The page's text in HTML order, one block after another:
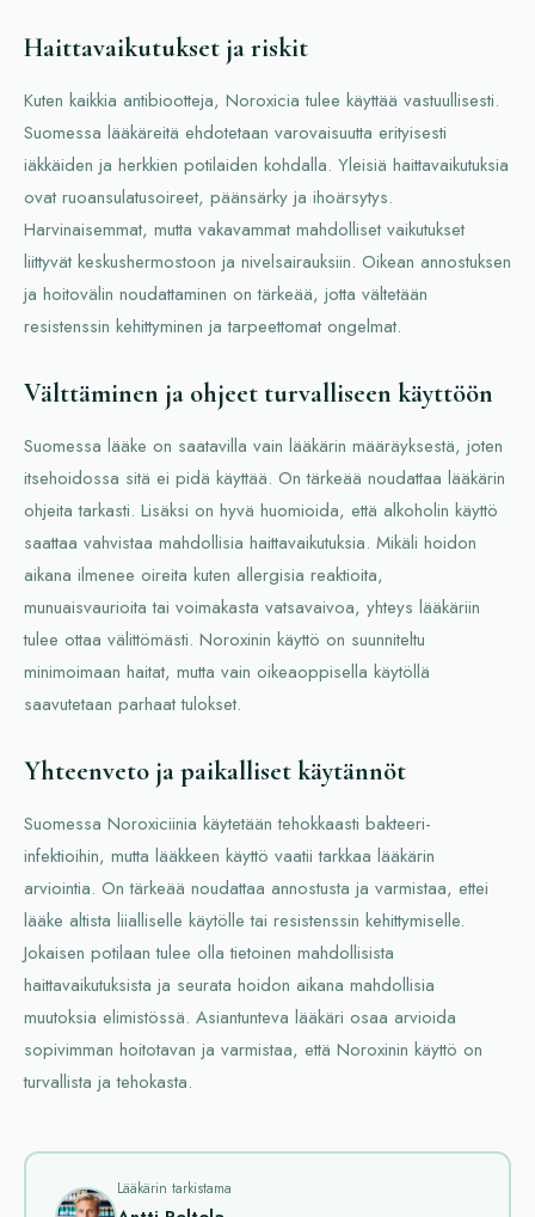
Haittavaikutukset ja riskit
Kuten kaikkia antibiootteja, Noroxicia tulee käyttää vastuullisesti.
Suomessa lääkäreitä ehdotetaan varovaisuutta erityisesti
iäkkäiden ja herkkien potilaiden kohdalla. Yleisiä haittavaikutuksia
ovat ruoansulatusoireet, päänsärky ja ihoärsytys.
Harvinaisemmat, mutta vakavammat mahdolliset vaikutukset
liittyvät keskushermostoon ja nivelsairauksiin. Oikean annostuksen
ja hoitovälin noudattaminen on tärkeää, jotta vältetään
resistenssin kehittyminen ja tarpeettomat ongelmat.
Välttäminen ja ohjeet turvalliseen käyttöön
Suomessa lääke on saatavilla vain lääkärin määräyksestä, joten
itsehoidossa sitä ei pidä käyttää. On tärkeää noudattaa lääkärin
ohjeita tarkasti. Lisäksi on hyvä huomioida, että alkoholin käyttö
saattaa vahvistaa mahdollisia haittavaikutuksia. Mikäli hoidon
aikana ilmenee oireita kuten allergisia reaktioita,
munuaisvaurioita tai voimakasta vatsavaivoa, yhteys lääkäriin
tulee ottaa välittömästi. Noroxinin käyttö on suunniteltu
minimoimaan haitat, mutta vain oikeaoppisella käytöllä
saavutetaan parhaat tulokset.
Yhteenveto ja paikalliset käytännöt
Suomessa Noroxiciinia käytetään tehokkaasti bakteeri-
infektioihin, mutta lääkkeen käyttö vaatii tarkkaa lääkärin
arviointia. On tärkeää noudattaa annostusta ja varmistaa, ettei
lääke altista liialliselle käytölle tai resistenssin kehittymiselle.
Jokaisen potilaan tulee olla tietoinen mahdollisista
haittavaikutuksista ja seurata hoidon aikana mahdollisia
muutoksia elimistössä. Asiantunteva lääkäri osaa arvioida
sopivimman hoitotavan ja varmistaa, että Noroxinin käyttö on
turvallista ja tehokasta.
Lääkärin tarkistama